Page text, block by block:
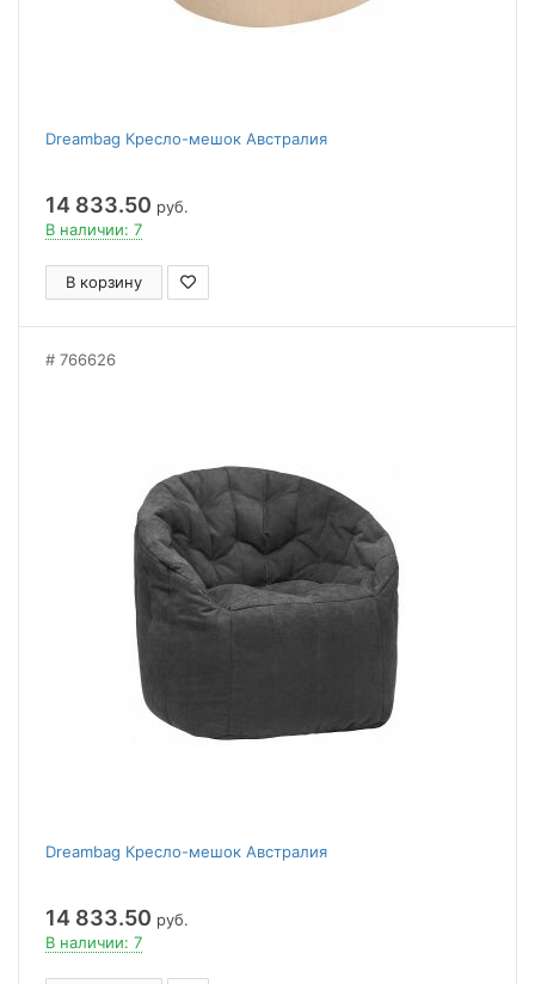
Dreambag Кресло-мешок Австралия
14 833.50 руб.
В наличии: 7
В корзину
766626
Dreambag Кресло-мешок Австралия
14 833.50 руб.
В наличии: 7